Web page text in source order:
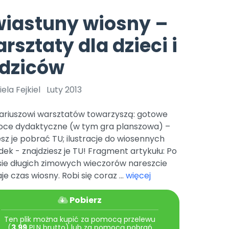
Archiwalne numery
Pomoc
Nowości
Zapowiedzi
czerwca 2024 r. uzyskała
Online.
Bliżej Pieska
Pomoc zwierzętom
Książka (dla) Przedszkolaka
Promowanie czytelnictwa
TikTok
Zobacz nas na TikToku
YouTube
wiosny –
dla dzieci i
Fejkiel Luty 2013
warsztatów towarzyszą: gotowe
dydaktyczne (w tym gra planszowa) –
je pobrać TU; ilustracje do wiosennych
- znajdziesz je TU! Fragment artykułu: Po
długich zimowych wieczorów nareszcie
czas wiosny. Robi się coraz ... więcej
Pobierz
Ten plik można kupić za pomocą przelewu